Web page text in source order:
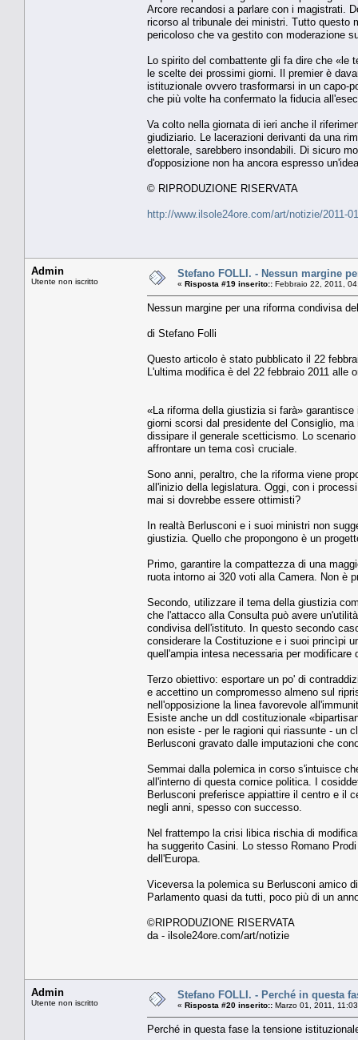
Arcore recandosi a parlare con i magistrati.
ricorso al tribunale dei ministri. Tutto questo
pericoloso che va gestito con moderazione
Lo spirito del combattente gli fa dire che «le
le scelte dei prossimi giorni. Il premier è
istituzionale ovvero trasformarsi in un capo-
che più volte ha confermato la fiducia
Va colto nella giornata di ieri anche il
giudiziario. Le lacerazioni derivanti da una
elettorale, sarebbero insondabili. Di sicuro
d'opposizione non ha ancora espresso
© RIPRODUZIONE RISERVATA
http://www.ilsole24ore.com/art/notizie/2011-
Admin
Utente non iscritto
Stefano FOLLI. - Nessun margine
« Risposta #19 inserito:: Febbraio 22, 2011,
Nessun margine per una riforma condivisa
di Stefano Folli
Questo articolo è stato pubblicato il 22
L'ultima modifica è del 22 febbraio 2011 alle
«La riforma della giustizia si farà»
giorni scorsi dal presidente del Consiglio,
dissipare il generale scetticismo. Lo
affrontare un tema così cruciale.
Sono anni, peraltro, che la riforma viene
all'inizio della legislatura. Oggi, con i
mai si dovrebbe essere ottimisti?
In realtà Berlusconi e i suoi ministri non
giustizia. Quello che propongono è un
Primo, garantire la compattezza di una
ruota intorno ai 320 voti alla Camera. Non è
Secondo, utilizzare il tema della giustizia
che l'attacco alla Consulta può avere
condivisa dell'istituto. In questo secondo
considerare la Costituzione e i suoi princìpi
quell'ampia intesa necessaria per
Terzo obiettivo: esportare un po' di
e accettino un compromesso almeno sul
nell'opposizione la linea favorevole
Esiste anche un ddl costituzionale
non esiste - per le ragioni qui riassunte - un
Berlusconi gravato dalle imputazioni che
Semmai dalla polemica in corso s'intuisce
all'interno di questa cornice politica. I
Berlusconi preferisce appiattire il centro e il
negli anni, spesso con successo.
Nel frattempo la crisi libica rischia di
ha suggerito Casini. Lo stesso Romano
dell'Europa.
Viceversa la polemica su Berlusconi amico
Parlamento quasi da tutti, poco più di un
©RIPRODUZIONE RISERVATA
da - ilsole24ore.com/art/notizie
Admin
Utente non iscritto
Stefano FOLLI. - Perché in questa
« Risposta #20 inserito:: Marzo 01, 2011,
Perché in questa fase la tensione